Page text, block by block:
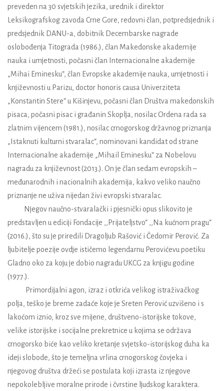
preveden na 30 svjetskih jezika, urednik i direktor
Leksikografskog zavoda Crne Gore, redovni član, potpredsjednik i
predsjednik DANU-a, dobitnik Decembarske nagrade
oslobođenja Titograda (1986.), član Makedonske akademije
nauka i umjetnosti, počasni član Internacionalne akademije
„Mihai Eminesku“, član Evropske akademije nauka, umjetnosti i
književnosti u Parizu, doctor honoris causa Univerziteta
„Konstantin Stere“ u Kišinjevu, počasni član Društva makedonskih
pisaca, počasni pisac i građanin Skoplja, nosilac Ordena rada sa
zlatnim vijencem (1981.), nosilac crnogorskog državnog priznanja
„Istaknuti kulturni stvaralac“, nominovani kandidat od strane
Internacionalne akademije „Mihail Eminesku“ za Nobelovu
nagradu za književnost (2013.). On je član sedam evropskih –
međunarodnih i nacionalnih akademija, kakvo veliko naučno
priznanje ne uživa nijedan živi evropski stvaralac.
Njegov naučno-stvaralački i pjesnički opus slikovito je
predstavljen u ediciji Fondacije ,,Prijateljstvo“ ,,Na kućnom pragu“
(2016.), što su je priredili Dragoljub Rašović i Čedomir Perović. Za
ljubitelje poezije ovdje ističemo legendarnu Perovićevu poetiku
Gladno oko za koju je dobio nagradu UKCG za knjigu godine
(1977.).
Primordijalni agon, izraz i otkrića velikog istraživačkog
polja, teško je breme zadaće koje je Sreten Perović uzvišeno i s
lakoćom iznio, kroz sve mijene, društveno-istorijske tokove,
velike istorijske i socijalne prekretnice u kojima se održava
crnogorsko biće kao veliko kretanje svjetsko-istorijskog duha ka
ideji slobode, što je temeljna vrlina crnogorskog čovjeka i
njegovog društva držeći se postulata koji izrasta iz njegove
nepokolebljive moralne prirode i čvrstine ljudskog karaktera.